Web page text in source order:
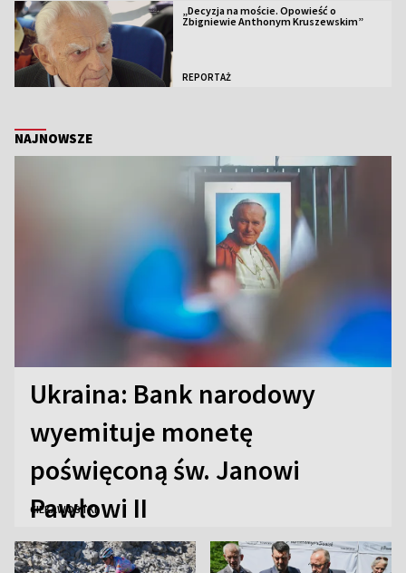
„Decyzja na moście. Opowieść o
Zbigniewie Anthonym Kruszewskim”
REPORTAŻ
NAJNOWSZE
Ukraina: Bank narodowy
wyemituje monetę
poświęconą św. Janowi
Pawłowi II
CIEKAWOSTKI